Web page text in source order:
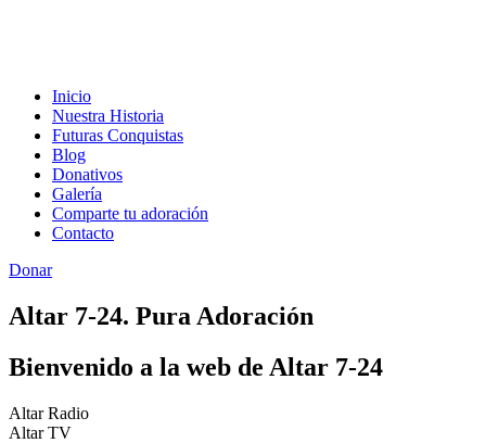
Inicio
Nuestra Historia
Futuras Conquistas
Blog
Donativos
Galería
Comparte tu adoración
Contacto
Donar
Altar 7-24. Pura Adoración
Bienvenido a la web de Altar 7-24
Altar Radio
Altar TV